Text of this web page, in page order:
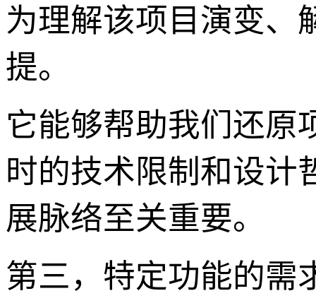
为理解该项目演变、
提。
它能够帮助我们还原
时的技术限制和设计
展脉络至关重要。
第三，特定功能的需